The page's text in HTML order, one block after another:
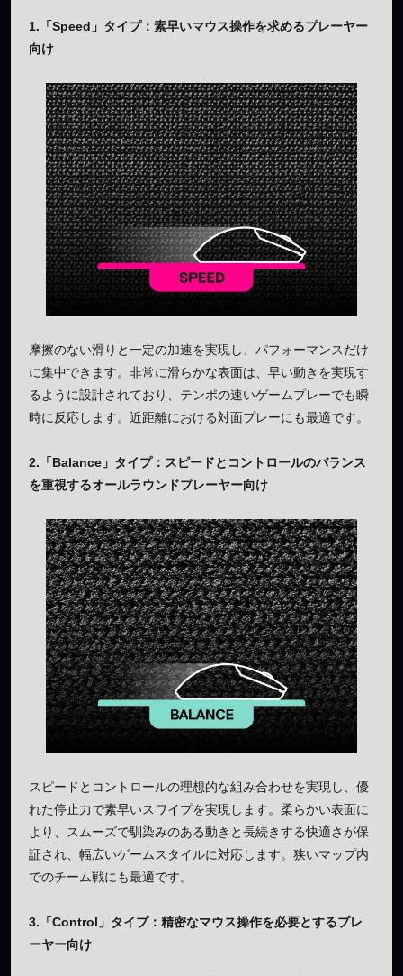
1.「Speed」タイプ：素早いマウス操作を求めるプレーヤー
向け
摩擦のない滑りと一定の加速を実現し、パフォーマンスだけ
に集中できます。非常に滑らかな表面は、早い動きを実現す
るように設計されており、テンポの速いゲームプレーでも瞬
時に反応します。近距離における対面プレーにも最適です。
2.「Balance」タイプ：スピードとコントロールのバランス
を重視するオールラウンドプレーヤー向け
スピードとコントロールの理想的な組み合わせを実現し、優
れた停止力で素早いスワイプを実現します。柔らかい表面に
より、スムーズで馴染みのある動きと長続きする快適さが保
証され、幅広いゲームスタイルに対応します。狭いマップ内
でのチーム戦にも最適です。
3.「Control」タイプ：精密なマウス操作を必要とするプレ
ーヤー向け